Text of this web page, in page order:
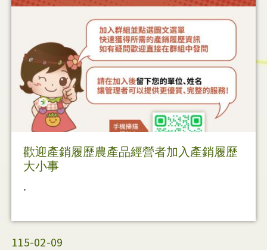
歡迎產銷履歷農產品經營者加入產銷履歷
大小事
.
115-02-09